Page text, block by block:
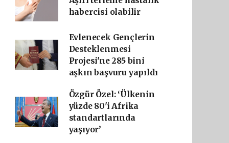
habercisi olabilir
Evlenecek Gençlerin
Desteklenmesi
Projesi'ne 285 bini
aşkın başvuru yapıldı
Özgür Özel: ‘Ülkenin
yüzde 80'i Afrika
standartlarında
yaşıyor’